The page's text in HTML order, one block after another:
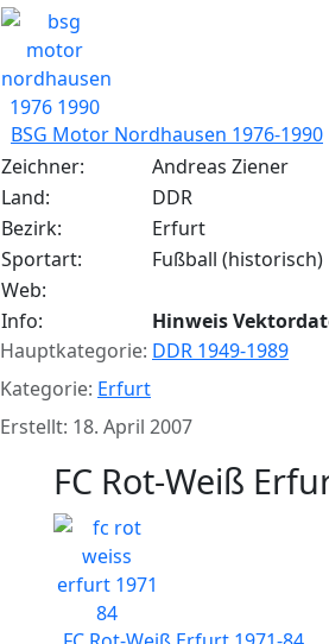
BSG Motor Nordhausen 1976-1990
Zeichner:
Andreas Ziener
Land:
DDR
Bezirk:
Erfurt
Sportart:
Fußball (historisch)
Web:
Info:
Hinweis
Hauptkategorie: DDR 1949-1989
Kategorie: Erfurt
Erstellt: 18. April 2007
FC Rot-Weiß